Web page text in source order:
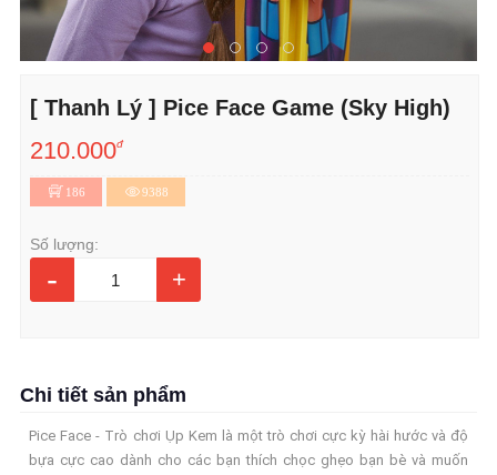
[ Thanh Lý ] Pice Face Game (Sky High)
210.000đ
186 9388
Số lượng:
- +
Chi tiết sản phẩm
Pice Face - Trò chơi Ụp Kem là một trò chơi cực kỳ hài hước và độ
bựa cực cao dành cho các bạn thích chọc ghẹo bạn bè và muốn